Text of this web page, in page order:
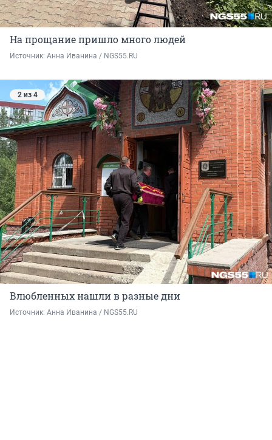
На прощание пришло много людей
Источник: Анна Иванина / NGS55.RU
2 из 4
Влюбленных нашли в разные дни
Источник: Анна Иванина / NGS55.RU